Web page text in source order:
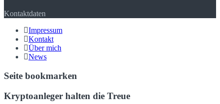
Kontaktdaten
Impressum
Kontakt
Über mich
News
Seite bookmarken
Kryptoanleger halten die Treue